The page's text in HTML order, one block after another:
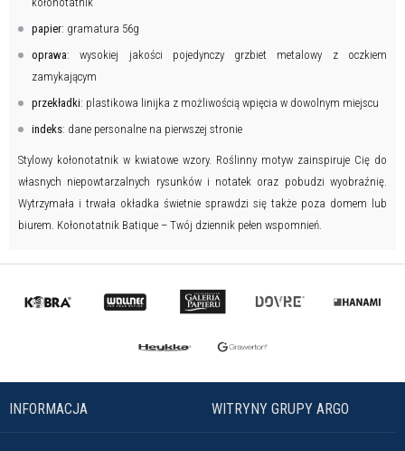
papier: gramatura 56g
oprawa: wysokiej jakości pojedynczy grzbiet metalowy z oczkiem
zamykającym
przekładki: plastikowa linijka z możliwością wpięcia w dowolnym miejscu
indeks: dane personalne na pierwszej stronie
Stylowy kołonotatnik w kwiatowe wzory. Roślinny motyw zainspiruje Cię do
własnych niepowtarzalnych rysunków i notatek oraz pobudzi wyobraźnię.
Wytrzymała i trwała okładka świetnie sprawdzi się także poza domem lub
biurem. Kołonotatnik Batique – Twój dziennik pełen wspomnień.
INFORMACJA WITRYNY GRUPY ARGO